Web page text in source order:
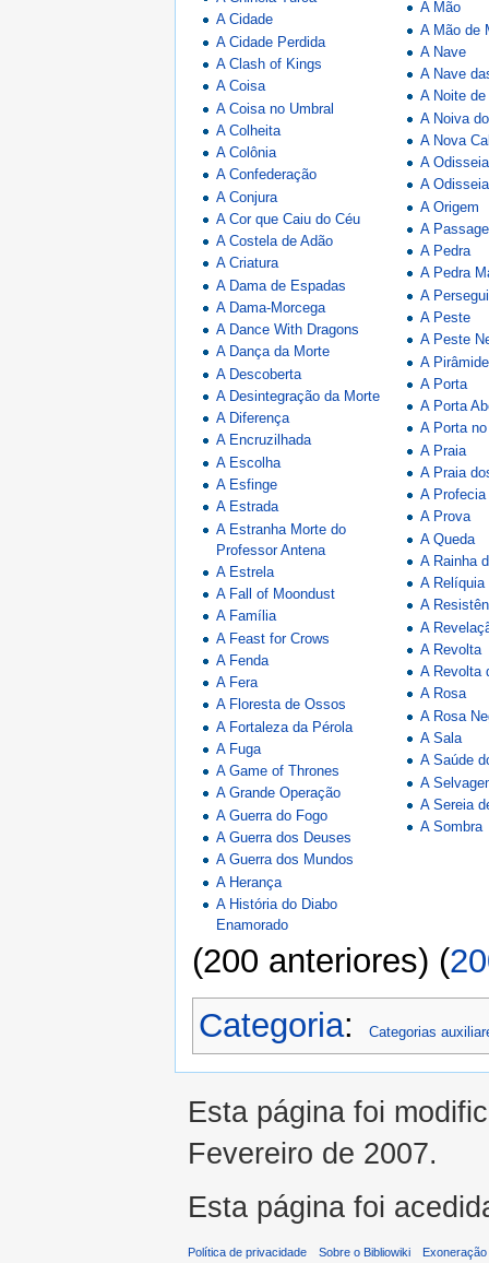
A Cidade
A Cidade Perdida
A Clash of Kings
A Coisa
A Coisa no Umbral
A Colheita
A Colônia
A Confederação
A Conjura
A Cor que Caiu do Céu
A Costela de Adão
A Criatura
A Dama de Espadas
A Dama-Morcega
A Dance With Dragons
A Dança da Morte
A Descoberta
A Desintegração da Morte
A Diferença
A Encruzilhada
A Escolha
A Esfinge
A Estrada
A Estranha Morte do
Professor Antena
A Estrela
A Fall of Moondust
A Família
A Feast for Crows
A Fenda
A Fera
A Floresta de Ossos
A Fortaleza da Pérola
A Fuga
A Game of Thrones
A Grande Operação
A Guerra do Fogo
A Guerra dos Deuses
A Guerra dos Mundos
A Herança
A História do Diabo
Enamorado
A Mão
A Mão de
A Nave
A Nave
A Noite
A Noiva
A Nova
A Odisseia
A
A Origem
A
A Pedra
A Pedra
A
A Peste
A Peste
A
A Porta
A Porta
A Porta
A Praia
A Praia
A Profecia
A Prova
A Queda
A Rainha
A Relíquia
A
A
A Revolta
A Revolta
A Rosa
A Rosa
A Sala
A Saúde
A
A Sereia
A Sombra
(200 anteriores) (
Categoria: Categorias
Esta página foi
Fevereiro de 2007.
Esta página foi
Política de privacidade Sobre o Bibliowiki